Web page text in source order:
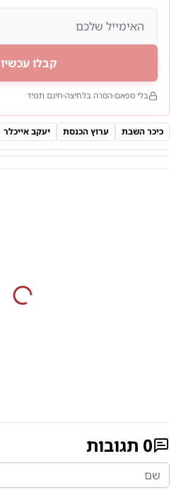
קבלו עכשיו
בלי ספאם הסרה בלחיצה חינם תמיד
כיכר השבת ערוץ הכנסת יעקב אייכלר
0 תגובות